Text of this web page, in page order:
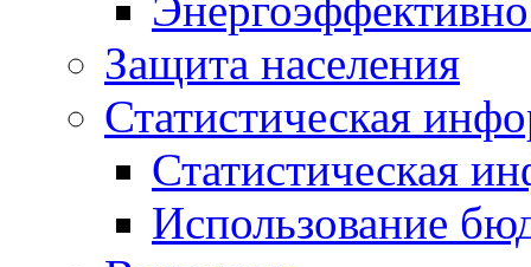
Защита населения
Статистическая
Статистическая
Использование